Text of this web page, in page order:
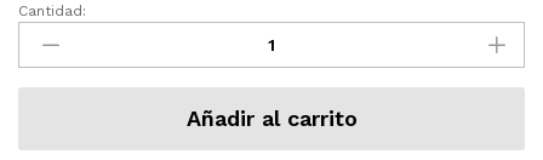
Montacargas
Manual
De
MH-
Cantidad:
Añadir al carrito